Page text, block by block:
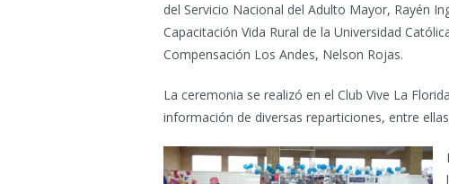
del Servicio Nacional del Adulto Mayor, Rayén
Capacitación Vida Rural de la Universidad
Compensación Los Andes, Nelson Rojas.
La ceremonia se realizó en el Club Vive La
información de diversas reparticiones, entre